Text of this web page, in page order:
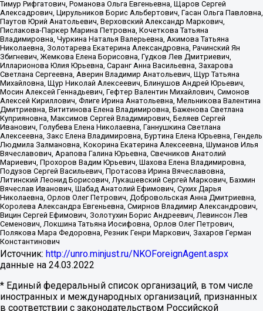
Тимур Рифгатович, Романова Ольга Евгеньевна, Щаров Сергей
Алексадрович, Цирульников Борис Альбертович, Гасан Ольга Павловна,
Паутов Юрий Анатольевич, Верховский Александр Маркович,
Пислакова-Паркер Марина Петровна, Кочеткова Татьяна
Владимировна, Чуркина Наталья Валерьевна, Акимова Татьяна
Николаевна, Золотарева Екатерина Александровна, Рачинский Ян
Збигневич, Жемкова Елена Борисовна, Гудков Лев Дмитриевич,
Илларионова Юлия Юрьевна, Саранг Анна Васильевна, Захарова
Светлана Сергеевна, Аверин Владимир Анатольевич, Щур Татьяна
Михайловна, Щур Николай Алексеевич, Блинушов Андрей Юрьевич,
Мосин Алексей Геннадьевич, Гефтер Валентин Михайлович, Симонов
Алексей Кириллович, Флиге Ирина Анатольевна, Мельникова Валентина
Дмитриевна, Вититинова Елена Владимировна, Баженова Светлана
Куприяновна, Максимов Сергей Владимирович, Беляев Сергей
Иванович, Голубева Елена Николаевна, Ганнушкина Светлана
Алексеевна, Закс Елена Владимировна, Буртина Елена Юрьевна, Гендель
Людмила Залмановна, Кокорина Екатерина Алексеевна, Шуманов Илья
Вячеславович, Арапова Галина Юрьевна, Свечников Анатолий
Мариевич, Прохоров Вадим Юрьевич, Шахова Елена Владимировна,
Подузов Сергей Васильевич, Протасова Ирина Вячеславовна,
Литинский Леонид Борисович, Лукашевский Сергей Маркович, Бахмин
Вячеслав Иванович, Шабад Анатолий Ефимович, Сухих Дарья
Николаевна, Орлов Олег Петрович, Добровольская Анна Дмитриевна,
Королева Александра Евгеньевна, Смирнов Владимир Александрович,
Вицин Сергей Ефимович, Золотухин Борис Андреевич, Левинсон Лев
Семенович, Локшина Татьяна Иосифовна, Орлов Олег Петрович,
Полякова Мара Федоровна, Резник Генри Маркович, Захаров Герман
Константинович
Источник: http://unro.minjust.ru/NKOForeignAgent.aspx
данные на 24.03.2022
* Единый федеральный список организаций, в том числе
иностранных и международных организаций, признанных
в соответствии с законодательством Российской